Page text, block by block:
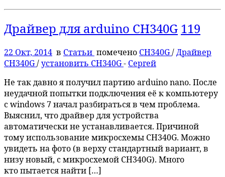
Драйвер для arduino CH340G 119
22 Окт, 2014 в Статьи помечено CH340G/Драйвер
CH340G/установить CH340G- Сергей
Не так давно я получил партию arduino nano. После
неудачной попытки подключения её к компьютеру
с windows 7 начал разбираться в чем проблема.
Выяснил, что драйвер для устройства
автоматически не устанавливается. Причиной
тому использование микросхемы CH340G. Можно
увидеть на фото (в верху стандартный вариант, в
низу новый, с микросхемой CH340G). Много
кто пытается найти […]